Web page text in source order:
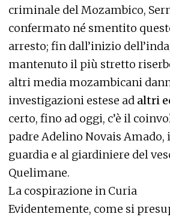
criminale del Mozambico,
confermato né smentito
arresto; fin dall’inizio
mantenuto il più stretto
altri media mozambicani
investigazioni estese ad altri
certo, fino ad oggi, c’è il
padre Adelino Novais Amado,
guardia e al giardiniere del
Quelimane.
La cospirazione in Curia
Evidentemente, come si